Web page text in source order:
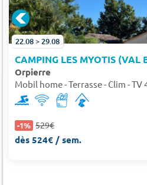
22.08 > 29.08
CAMPING LES MYOTIS (VAL
Orpierre
Mobil home - Terrasse - Clim - TV
-1% 529€
dès 524€ / sem.